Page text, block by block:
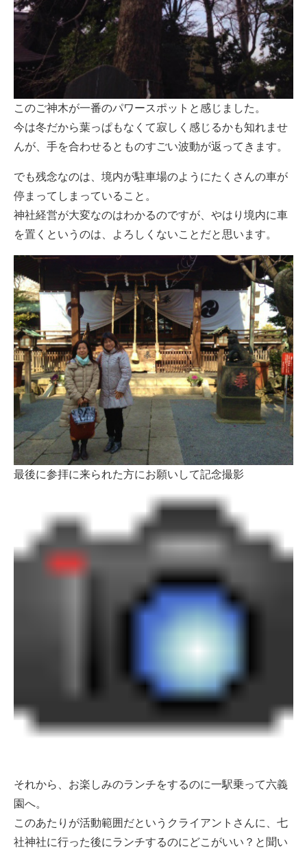
このご神木が一番のパワースポットと感じました。
今は冬だから葉っぱもなくて寂しく感じるかも知れませ
んが、手を合わせるとものすごい波動が返ってきます。
でも残念なのは、境内が駐車場のようにたくさんの車が
停まってしまっていること。
神社経営が大変なのはわかるのですが、やはり境内に車
を置くというのは、よろしくないことだと思います。
最後に参拝に来られた方にお願いして記念撮影
それから、お楽しみのランチをするのに一駅乗って六義
園へ。
このあたりが活動範囲だというクライアントさんに、七
社神社に行った後にランチするのにどこがいい？と聞い